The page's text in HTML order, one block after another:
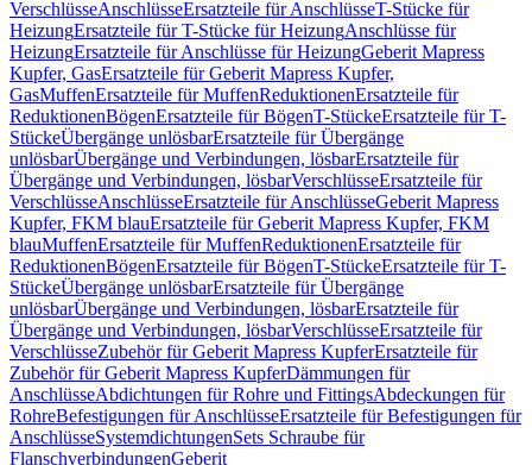
VerschlüsseAnschlüsseErsatzteile für AnschlüsseT-Stücke für
HeizungErsatzteile für T-Stücke für HeizungAnschlüsse für
HeizungErsatzteile für Anschlüsse für HeizungGeberit Mapress
Kupfer, GasErsatzteile für Geberit Mapress Kupfer,
GasMuffenErsatzteile für MuffenReduktionenErsatzteile für
ReduktionenBögenErsatzteile für BögenT-StückeErsatzteile für T-
StückeÜbergänge unlösbarErsatzteile für Übergänge
unlösbarÜbergänge und Verbindungen, lösbarErsatzteile für
Übergänge und Verbindungen, lösbarVerschlüsseErsatzteile für
VerschlüsseAnschlüsseErsatzteile für AnschlüsseGeberit Mapress
Kupfer, FKM blauErsatzteile für Geberit Mapress Kupfer, FKM
blauMuffenErsatzteile für MuffenReduktionenErsatzteile für
ReduktionenBögenErsatzteile für BögenT-StückeErsatzteile für T-
StückeÜbergänge unlösbarErsatzteile für Übergänge
unlösbarÜbergänge und Verbindungen, lösbarErsatzteile für
Übergänge und Verbindungen, lösbarVerschlüsseErsatzteile für
VerschlüsseZubehör für Geberit Mapress KupferErsatzteile für
Zubehör für Geberit Mapress KupferDämmungen für
AnschlüsseAbdichtungen für Rohre und FittingsAbdeckungen für
RohreBefestigungen für AnschlüsseErsatzteile für Befestigungen für
AnschlüsseSystemdichtungenSets Schraube für
FlanschverbindungenGeberit